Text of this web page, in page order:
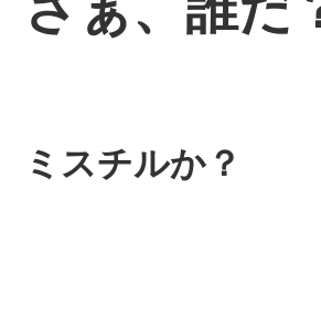
ミスチルか？